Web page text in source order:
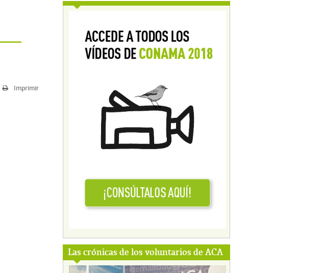
Las crónicas de los voluntarios de ACA
Imprimir